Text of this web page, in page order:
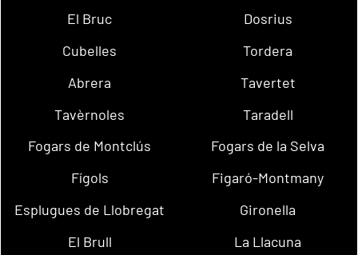
El Bruc
Dosrius
Cubelles
Tordera
Abrera
Tavertet
Tavèrnoles
Taradell
Fogars de Montclús
Fogars de la Selva
Fígols
Figaró-Montmany
Esplugues de Llobregat
Gironella
El Brull
La Llacuna